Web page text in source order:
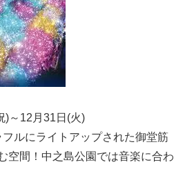
)～12月31日(火)
ルにライトアップされた御堂筋
空間！中之島公園では音楽に合わ